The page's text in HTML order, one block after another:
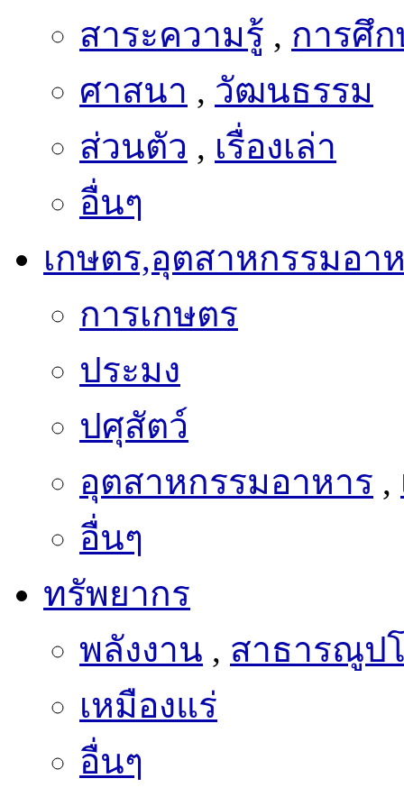
สาระความรู้ , การศึ
ศาสนา , วัฒนธรรม
ส่วนตัว , เรื่องเล่า
อื่นๆ
เกษตร,อุตสาหกรรมอา
การเกษตร
ประมง
ปศุสัตว์
อุตสาหกรรมอาหาร ,
อื่นๆ
ทรัพยากร
พลังงาน , สาธารณูป
เหมืองแร่
อื่นๆ